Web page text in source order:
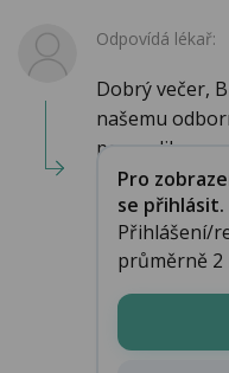
Odpovídá lékař:
Dobrý večer,
našemu
posoudil n...
Pro
se přihlásit.
Přihlášení/
průměrně 2